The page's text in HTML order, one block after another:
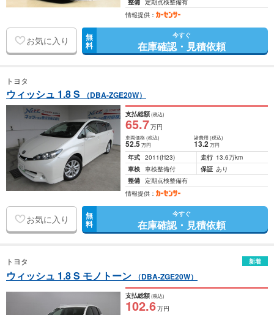
整備 定期点検整備有
情報提供：
お気に入り 無
料
今すぐ
在庫確認・見積依頼
トヨタ
ウィッシュ 1.8 S （DBA-ZGE20W）
支払総額(税込)
65.7万円
車両価格(税込)
52.5万円
諸費用 (税込)
13.2 万円
年式 2011(H23) 走行 13.6万km
車検 車検整備付 保証 あり
整備 定期点検整備有
情報提供：
お気に入り 無
料
今すぐ
在庫確認・見積依頼
トヨタ 新着
ウィッシュ 1.8 S モノトーン （DBA-ZGE20W）
支払総額(税込)
102.6万円